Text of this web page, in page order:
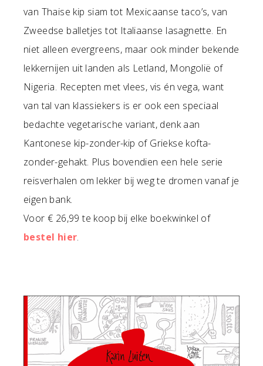
van Thaise kip siam tot Mexicaanse taco’s, van
Zweedse balletjes tot Italiaanse lasagnette. En
niet alleen evergreens, maar ook minder bekende
lekkernijen uit landen als Letland, Mongolië of
Nigeria. Recepten met vlees, vis én vega, want
van tal van klassiekers is er ook een speciaal
bedachte vegetarische variant, denk aan
Kantonese kip-zonder-kip of Griekse kofta-
zonder-gehakt. Plus bovendien een hele serie
reisverhalen om lekker bij weg te dromen vanaf je
eigen bank.
Voor € 26,99 te koop bij elke boekwinkel of
bestel hier.